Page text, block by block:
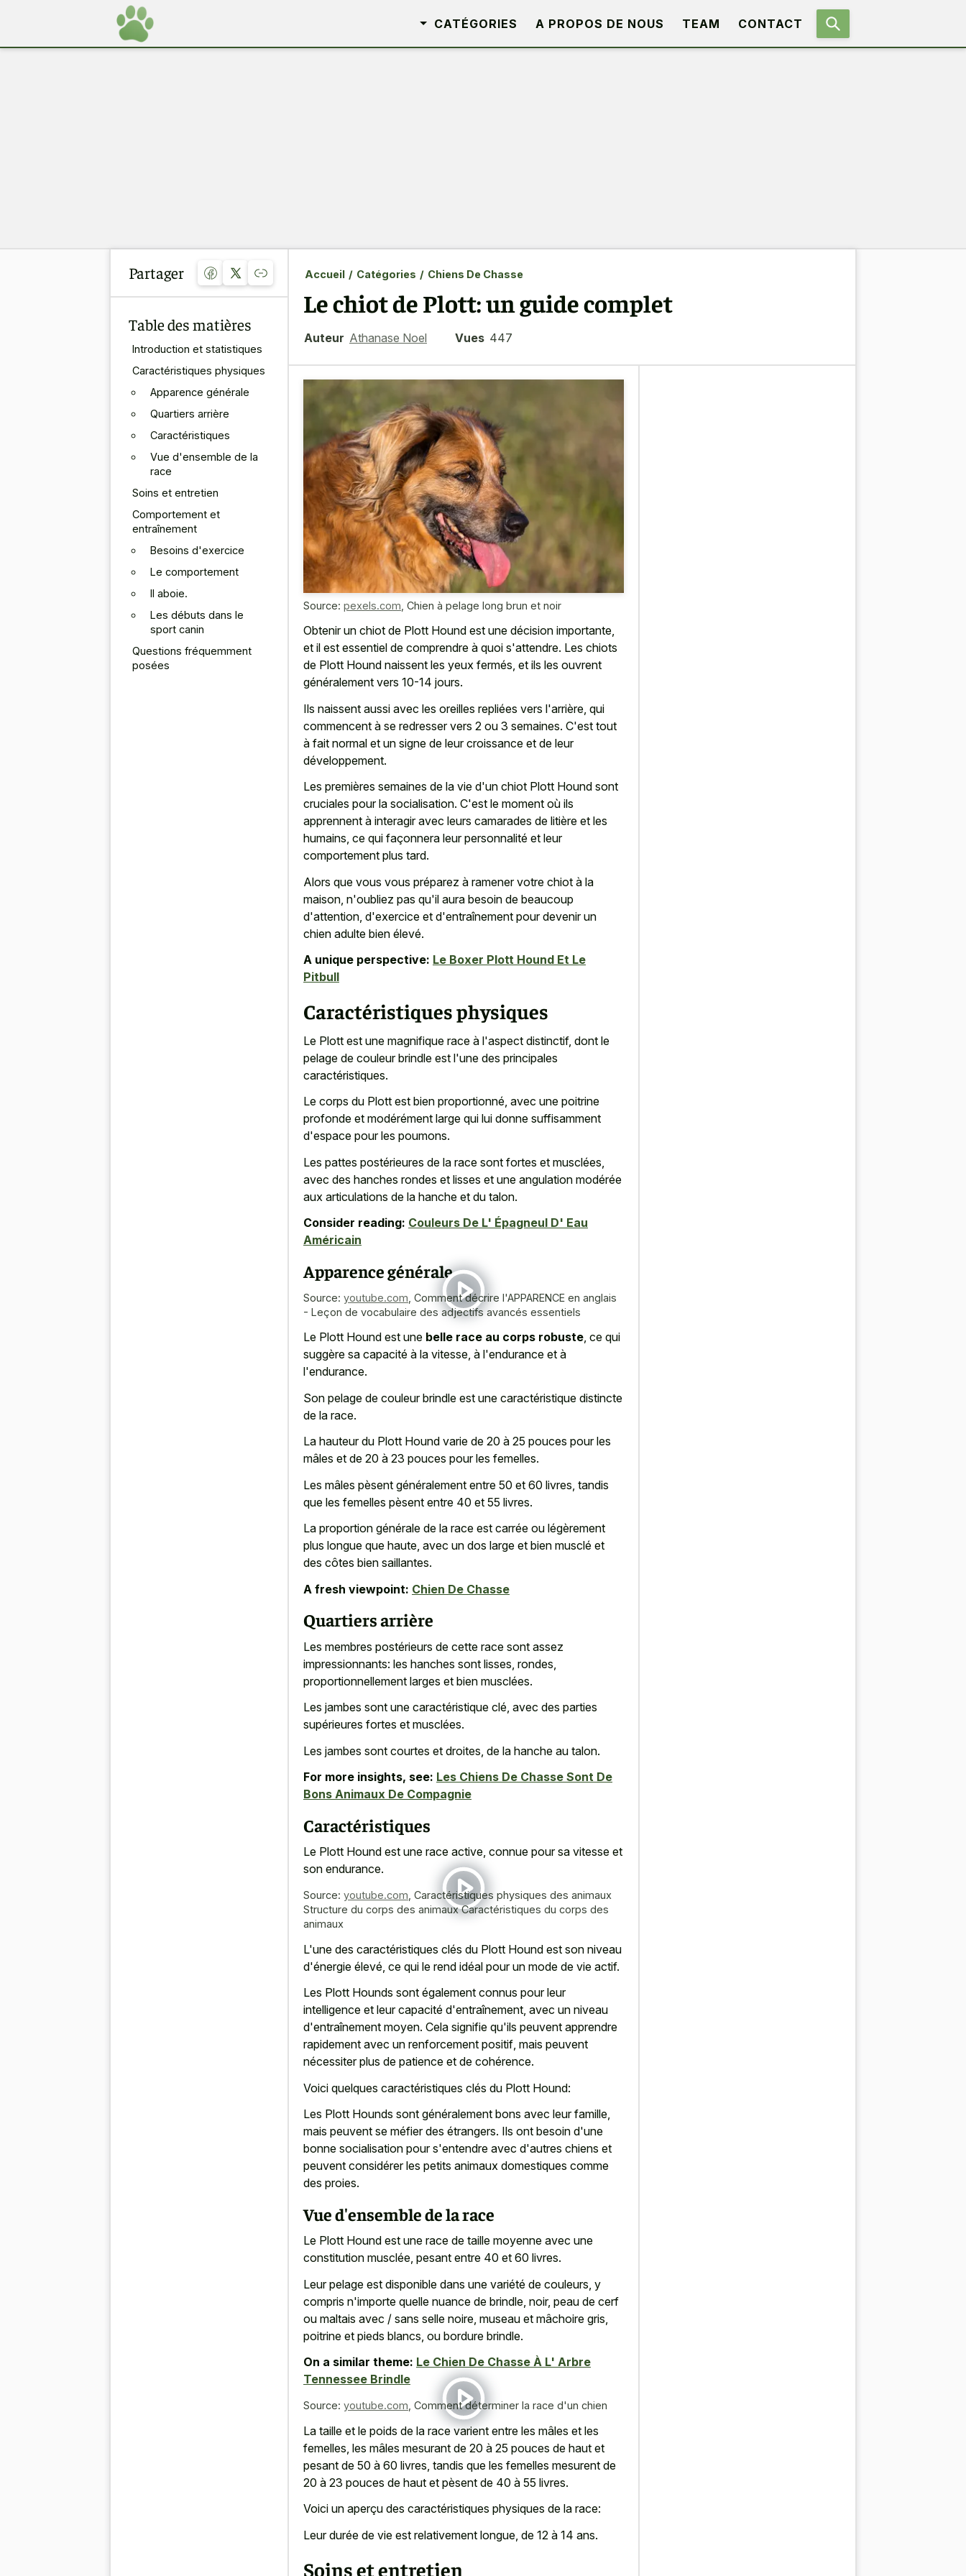
CATÉGORIES A PROPOS DE NOUS TEAM CONTACT
Partager
Table des matières
Introduction et statistiques
Caractéristiques physiques
Apparence générale
Quartiers arrière
Caractéristiques
Vue d'ensemble de la
race
Soins et entretien
Comportement et
entraînement
Besoins d'exercice
Le comportement
Il aboie.
Les débuts dans le
sport canin
Questions fréquemment
posées
Accueil / Catégories / Chiens De Chasse
Le chiot de Plott: un guide complet
Auteur Athanase Noel Vues 447
Source: pexels.com Chien à pelage long brun et noir
Obtenir un chiot de Plott Hound est une décision importante,
et il est essentiel de comprendre à quoi s'attendre. Les chiots
de Plott Hound naissent les yeux fermés, et ils les ouvrent
généralement vers 10-14 jours.
Ils naissent aussi avec les oreilles repliées vers l'arrière, qui
commencent à se redresser vers 2 ou 3 semaines. C'est tout
à fait normal et un signe de leur croissance et de leur
développement.
Les premières semaines de la vie d'un chiot Plott Hound sont
cruciales pour la socialisation. C'est le moment où ils
apprennent à interagir avec leurs camarades de litière et les
humains, ce qui façonnera leur personnalité et leur
comportement plus tard.
Alors que vous vous préparez à ramener votre chiot à la
maison, n'oubliez pas qu'il aura besoin de beaucoup
d'attention, d'exercice et d'entraînement pour devenir un
chien adulte bien élevé.
A unique perspective: Le Boxer Plott Hound Et Le
Pitbull
Caractéristiques physiques
Le Plott est une magnifique race à l'aspect distinctif, dont le
pelage de couleur brindle est l'une des principales
caractéristiques.
Le corps du Plott est bien proportionné, avec une poitrine
profonde et modérément large qui lui donne suffisamment
d'espace pour les poumons.
Les pattes postérieures de la race sont fortes et musclées,
avec des hanches rondes et lisses et une angulation modérée
aux articulations de la hanche et du talon.
Consider reading: Couleurs De L' Épagneul D' Eau
Américain
Apparence générale
Source: youtube.com Comment décrire l'APPARENCE en anglais
- Leçon de vocabulaire des adjectifs avancés essentiels
Le Plott Hound est une belle race au corps robuste, ce qui
suggère sa capacité à la vitesse, à l'endurance et à
l'endurance.
Son pelage de couleur brindle est une caractéristique distincte
de la race.
La hauteur du Plott Hound varie de 20 à 25 pouces pour les
mâles et de 20 à 23 pouces pour les femelles.
Les mâles pèsent généralement entre 50 et 60 livres, tandis
que les femelles pèsent entre 40 et 55 livres.
La proportion générale de la race est carrée ou légèrement
plus longue que haute, avec un dos large et bien musclé et
des côtes bien saillantes.
A fresh viewpoint: Chien De Chasse
Quartiers arrière
Les membres postérieurs de cette race sont assez
impressionnants: les hanches sont lisses, rondes,
proportionnellement larges et bien musclées.
Les jambes sont une caractéristique clé, avec des parties
supérieures fortes et musclées.
Les jambes sont courtes et droites, de la hanche au talon.
For more insights, see: Les Chiens De Chasse Sont De
Bons Animaux De Compagnie
Caractéristiques
Le Plott Hound est une race active, connue pour sa vitesse et
son endurance.
Source: youtube.com Caractéristiques physiques des animaux
Structure du corps des animaux Caractéristiques du corps des
animaux
L'une des caractéristiques clés du Plott Hound est son niveau
d'énergie élevé, ce qui le rend idéal pour un mode de vie actif.
Les Plott Hounds sont également connus pour leur
intelligence et leur capacité d'entraînement, avec un niveau
d'entraînement moyen. Cela signifie qu'ils peuvent apprendre
rapidement avec un renforcement positif, mais peuvent
nécessiter plus de patience et de cohérence.
Voici quelques caractéristiques clés du Plott Hound:
Les Plott Hounds sont généralement bons avec leur famille,
mais peuvent se méfier des étrangers. Ils ont besoin d'une
bonne socialisation pour s'entendre avec d'autres chiens et
peuvent considérer les petits animaux domestiques comme
des proies.
Vue d'ensemble de la race
Le Plott Hound est une race de taille moyenne avec une
constitution musclée, pesant entre 40 et 60 livres.
Leur pelage est disponible dans une variété de couleurs, y
compris n'importe quelle nuance de brindle, noir, peau de cerf
ou maltais avec / sans selle noire, museau et mâchoire gris,
poitrine et pieds blancs, ou bordure brindle.
On a similar theme: Le Chien De Chasse À L' Arbre
Tennessee Brindle
Source: youtube.com Comment déterminer la race d'un chien
La taille et le poids de la race varient entre les mâles et les
femelles, les mâles mesurant de 20 à 25 pouces de haut et
pesant de 50 à 60 livres, tandis que les femelles mesurent de
20 à 23 pouces de haut et pèsent de 40 à 55 livres.
Voici un aperçu des caractéristiques physiques de la race:
Leur durée de vie est relativement longue, de 12 à 14 ans.
Soins et entretien